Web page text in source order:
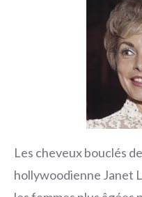
Les cheveux bouclés
hollywoodienne Janet